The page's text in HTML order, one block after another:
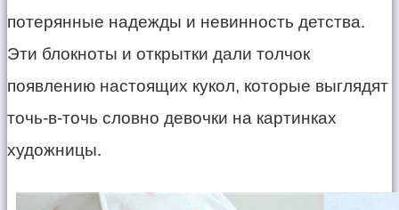
потерянные надежды и невинность детства.
Эти блокноты и открытки дали толчок
появлению настоящих кукол, которые выглядят
точь-в-точь словно девочки на картинках
художницы.